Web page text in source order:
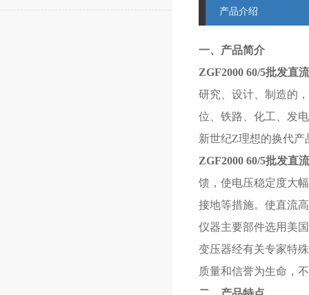
产品介绍
一、产品简介
ZGF2000 60/5批发直
研究、设计、制造的
位、铁路、化工、发
新世纪Z理想的换代产
ZGF2000 60/5批发直
馈，使电压稳定度大
接地等措施。使直流
仪器主要部件选用美
变压器经有关专家特
质量和信誉为生命，